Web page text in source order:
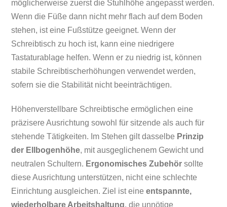
möglicherweise zuerst die Stuhlhöhe angepasst werden.
Wenn die Füße dann nicht mehr flach auf dem Boden
stehen, ist eine Fußstütze geeignet. Wenn der
Schreibtisch zu hoch ist, kann eine niedrigere
Tastaturablage helfen. Wenn er zu niedrig ist, können
stabile Schreibtischerhöhungen verwendet werden,
sofern sie die Stabilität nicht beeinträchtigen.
Höhenverstellbare Schreibtische ermöglichen eine
präzisere Ausrichtung sowohl für sitzende als auch für
stehende Tätigkeiten. Im Stehen gilt dasselbe Prinzip
der Ellbogenhöhe, mit ausgeglichenem Gewicht und
neutralen Schultern. Ergonomisches Zubehör sollte
diese Ausrichtung unterstützen, nicht eine schlechte
Einrichtung ausgleichen. Ziel ist eineentspannte,
wiederholbare Arbeitshaltung, die unnötige